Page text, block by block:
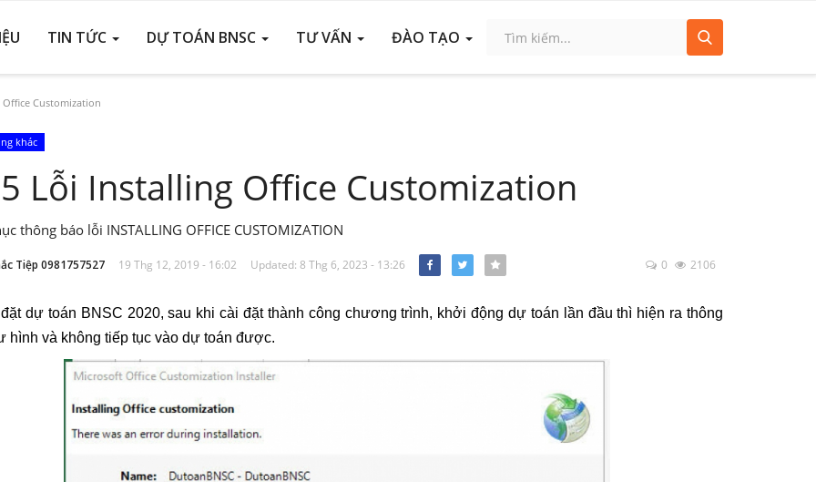
TIN TỨC DỰ TOÁN BNSC TƯ VẤN ĐÀO TẠO
Customization
khác
Lỗi Installing Office Customization
thông báo lỗi INSTALLING OFFICE CUSTOMIZATION
Tiệp 0981757527 19 Thg 12, 2019 - 16:02
Updated: 8 Thg 6, 2023 - 13:26
0 2106
dự toán BNSC 2020, sau khi cài đặt thành công chương trình, khởi động dự toán lần đầu thì hiện ra thông
hình và không tiếp tục vào dự toán được.